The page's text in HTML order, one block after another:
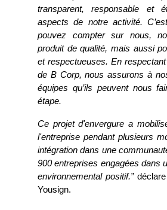
transparent, responsable et
aspects de notre activité.
pouvez compter sur nous,
produit de qualité, mais aussi
et respectueuses. En
de B Corp, nous assurons à
équipes qu’ils peuvent nous
étape.
Ce projet d'envergure a
l'entreprise pendant plusieurs
intégration dans une
900 entreprises engagées dans
environnemental positif.” déclare
Yousign.